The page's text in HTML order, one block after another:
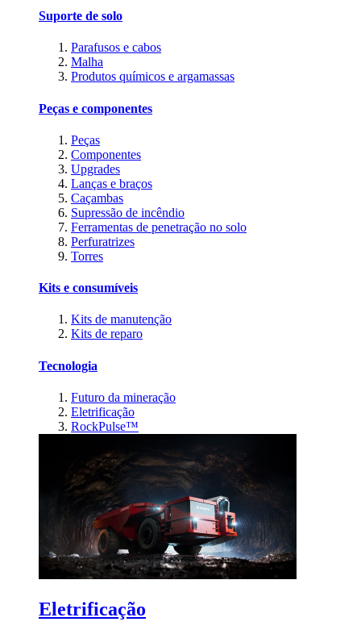
Suporte de solo
Parafusos e cabos
Malha
Produtos químicos e argamassas
Peças e componentes
Peças
Componentes
Upgrades
Lanças e braços
Caçambas
Supressão de incêndio
Ferramentas de penetração no solo
Perfuratrizes
Torres
Kits e consumíveis
Kits de manutenção
Kits de reparo
Tecnologia
Futuro da mineração
Eletrificação
RockPulse™
Eletrificação